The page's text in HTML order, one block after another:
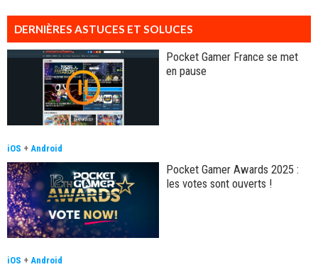
DERNIÈRES ASTUCES ET SOLUCES
Pocket Gamer France se met
en pause
iOS + Android
Pocket Gamer Awards 2025 :
les votes sont ouverts !
iOS + Android